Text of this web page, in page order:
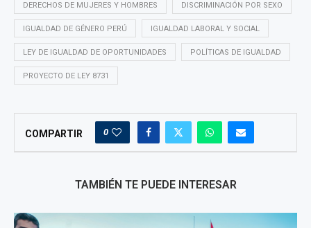
DERECHOS DE MUJERES Y HOMBRES DISCRIMINACIÓN POR SEXO
IGUALDAD DE GÉNERO PERÚ IGUALDAD LABORAL Y SOCIAL
LEY DE IGUALDAD DE OPORTUNIDADES POLÍTICAS DE IGUALDAD
PROYECTO DE LEY 8731
COMPARTIR 0
TAMBIÉN TE PUEDE INTERESAR